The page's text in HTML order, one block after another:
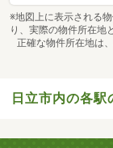
※地図上に表示される
り、実際の物件所在地
正確な物件所在地は
日立市内の各駅